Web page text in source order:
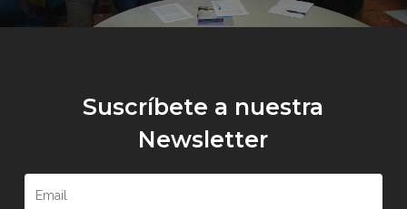
Suscríbete a nuestra
Newsletter